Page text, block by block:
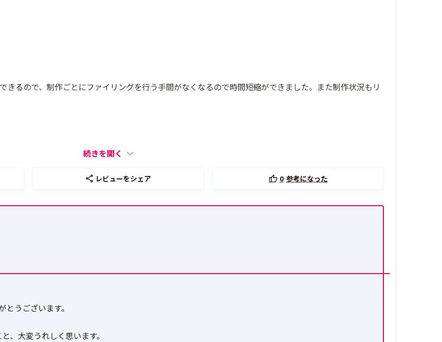
きるので、制作ごとにファイリングを行う手間がなくなるので時間短縮ができました。また制作状況もリ
続きを開く
レビューをシェア 0 参考になった
うございます。
、大変うれしく思います。